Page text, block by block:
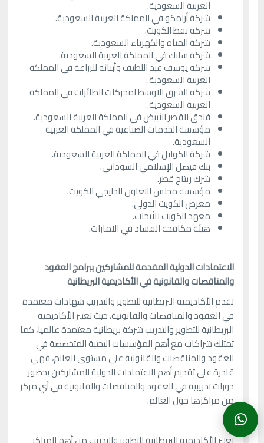
العربية السعودية.
شركة أرامكو في المملكة العربية السعودية.
شركة نفط الكويت.
شركة المياه والكهرباء السعودية.
شركة سابك في المملكة العربية السعودية.
شركة يوسف عبد اللطيف وأبنائه للزراعة في المملكة
العربية السعودية.
شركة الشرق الاوسط لمحركات الطائرات في المملكة
العربية السعودية.
فندق القصر الأبيض في المملكة العربية السعودية.
مؤسسة الخدمات الصناعية في المملكة العربية
السعودية.
شركة الكوابل في المملكة العربية السعودية.
بنك فيصل الإسلامي السوداني.
شرك ريتاج قطر.
مؤسسة مجلس التعاون الخليجي الكويت.
معرض الكويت الدولي.
معهد الكويت للأبحاث.
هيئة مكافحة الفساد في الامارات.
الاعتمادات الدولية المقدمة للمشاركين ببرامج العقود
والمناقصات والقانونية في الأكاديمية البريطانية
تقدم الأكاديمية البريطانية للتطوير والتدريب شهادات معتمدة
في العقود والمناقصات والقانونية، حيث تعتبر الأكاديمية
البريطانية للتطوير والتدريب شركة بريطانية معتمدة عالميا، كما
تمتلك شراكات مع أهم المؤسسات البحثية المتخصصة في
العقود والمناقصات والقانونية على مستوى العالم، فهي
قادرة على تقديم أهم الاعتمادات الدولية للمشاركين بحضور
دورات تدريبية في العقود والمناقصات والقانونية في أي مركز
من مراكزها حول العالم.